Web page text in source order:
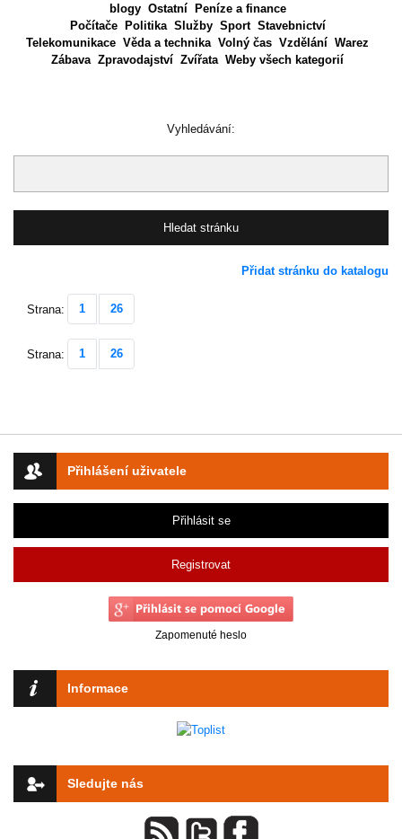
Přihlášení uživatele
Přihlásit se
Registrovat
Zapomenuté heslo
Informace
Sledujte nás
blogy Ostatní
Peníze a finance
Počítače
Politika Služby Sport Stavebnictví
Telekomunikace Věda a technika Volný čas Vzdělání Warez
Zábava Zpravodajství Zvířata Weby všech kategorií
Vyhledávání:
Přidat stránku do katalogu
Strana: 1 26
Strana: 1 26